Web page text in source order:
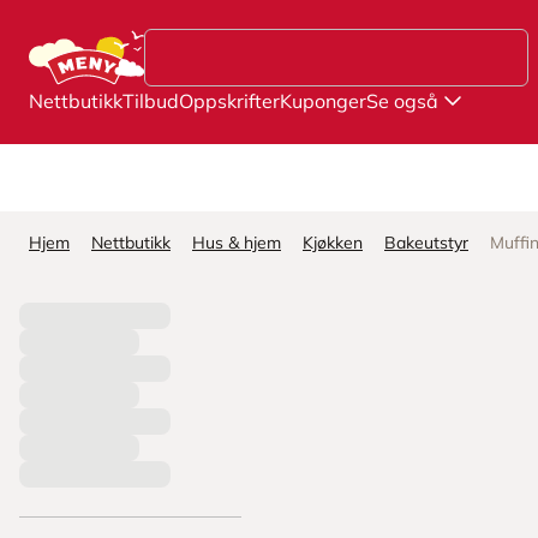
NettbutikkTilbudOppskrifterKupongerSe også
Hjem Nettbutikk Hus & hjem Kjøkken Bakeutstyr